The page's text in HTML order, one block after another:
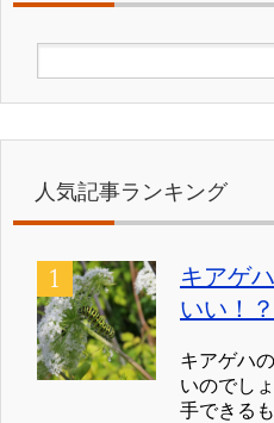
人気記事ランキング
キアゲ
いい！
キアゲハ
いのでし
手できる